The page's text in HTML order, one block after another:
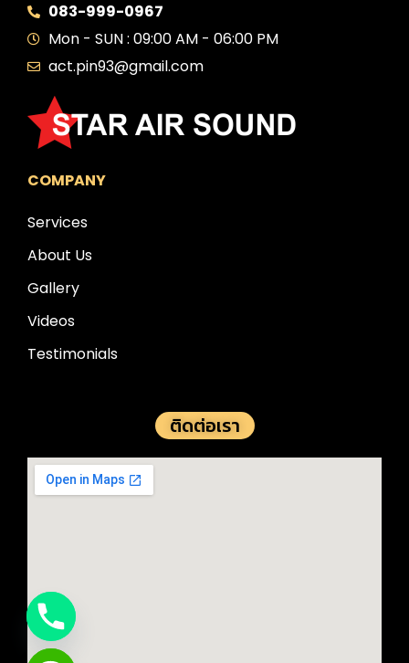
083-999-0967
Mon - SUN : 09:00 AM - 06:00 PM
act.pin93@gmail.com
COMPANY
Services
About Us
Gallery
Videos
Testimonials
ติดต่อเรา